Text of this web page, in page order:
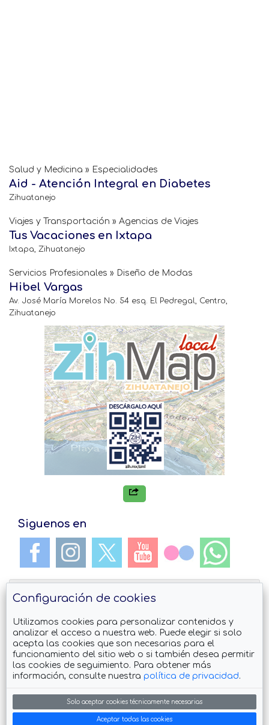
Salud y Medicina » Especialidades
Aid - Atención Integral en Diabetes
Zihuatanejo
Viajes y Transportación » Agencias de Viajes
Tus Vacaciones en Ixtapa
Ixtapa, Zihuatanejo
Servicios Profesionales » Diseño de Modas
Hibel Vargas
Av. José María Morelos No. 54 esq. El Pedregal, Centro,
Zihuatanejo
Siguenos en
Descarga el App Guia de #Zihuatanejo
También visita
Configuración de cookies
Utilizamos cookies para personalizar contenidos y
analizar el acceso a nuestra web. Puede elegir si solo
acepta las cookies que son necesarias para el
funcionamiento del sitio web o si también desea permitir
las cookies de seguimiento. Para obtener más
información, consulte nuestra política de privacidad.
Solo aceptar cookies técnicamente necesarias
Aceptar todas las cookies